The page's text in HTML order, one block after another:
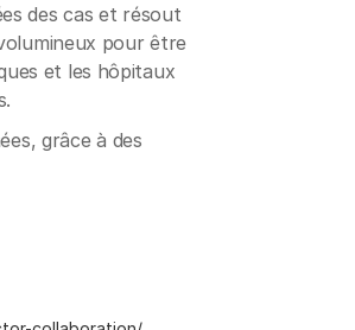
des cas et résout
pour être
et les hôpitaux
grâce à des